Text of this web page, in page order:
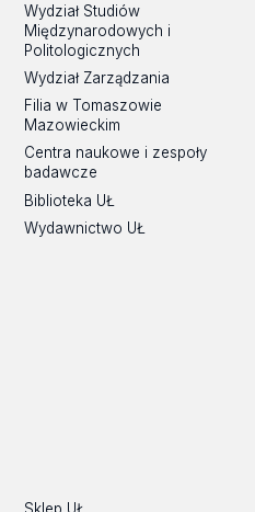
Wydział Studiów
Międzynarodowych i
Politologicznych
Wydział Zarządzania
Filia w Tomaszowie
Mazowieckim
Centra naukowe i zespoły
badawcze
Biblioteka UŁ
Wydawnictwo UŁ
Sklep UŁ